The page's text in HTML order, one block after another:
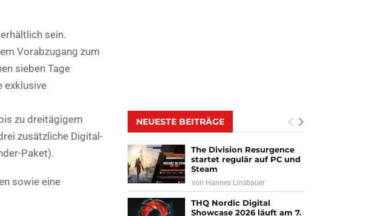
sein.
Vorabzugang zum
sieben Tage
exklusive
zu dreitägigem
zusätzliche Digital-
Paket).
sowie eine
NEUESTE BEITRÄGE
The Division Resurgence
startet regulär auf PC und
Steam
von Hannes Linsbauer
THQ Nordic Digital
Showcase 2026 läuft am 7.